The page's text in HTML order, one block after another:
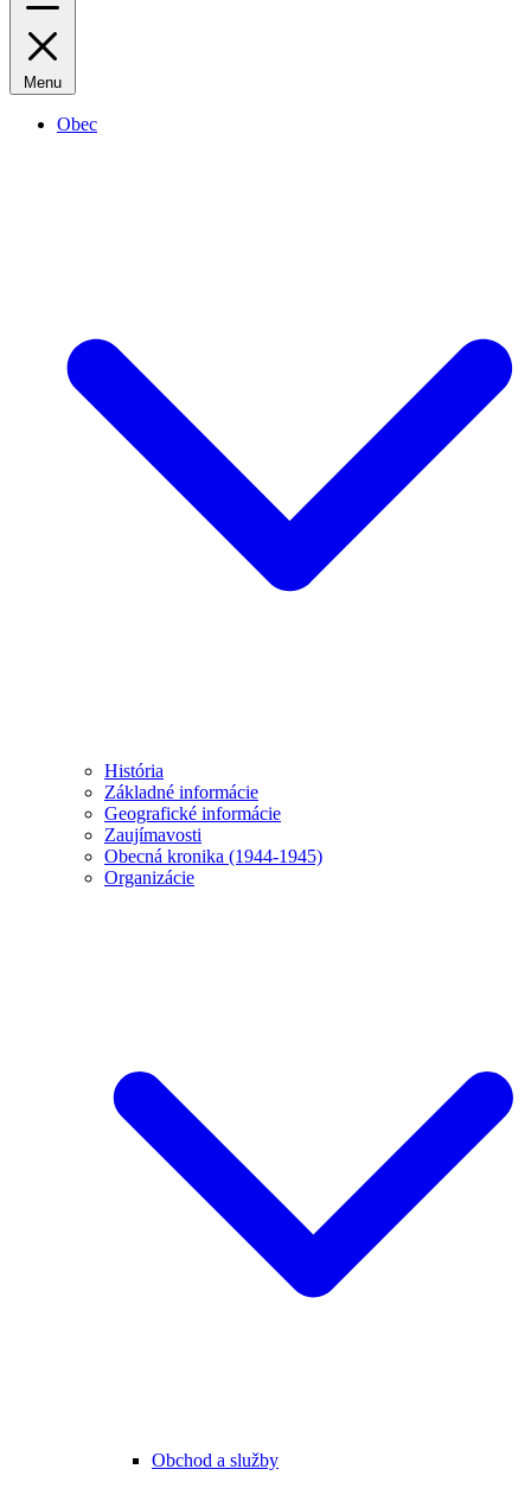
Menu
Obec
História
Základné informácie
Geografické informácie
Zaujímavosti
Obecná kronika (1944-1945)
Organizácie
Obchod a služby